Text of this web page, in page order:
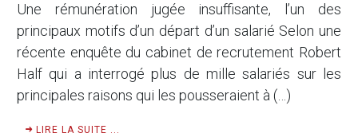
Une rémunération jugée insuffisante, l’un des
principaux motifs d’un départ d’un salarié Selon une
récente enquête du cabinet de recrutement Robert
Half qui a interrogé plus de mille salariés sur les
principales raisons qui les pousseraient à (…)
LIRE LA SUITE ...